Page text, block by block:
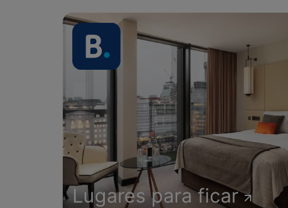
Lugares para ficar